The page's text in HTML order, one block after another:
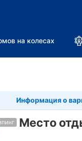
на колесах
Информация о
Место